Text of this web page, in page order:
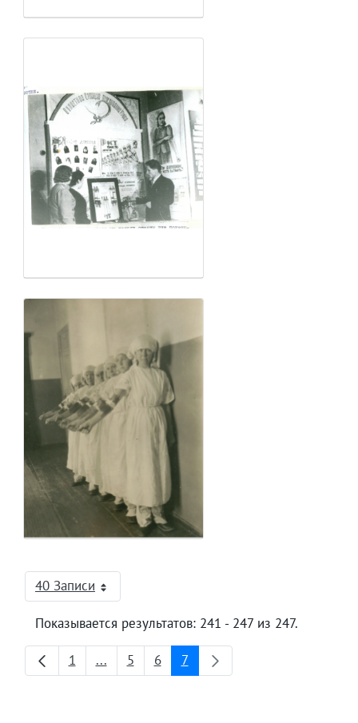
40 ЗаписиНа страницу
Показывается результатов: 241 - 247 из 247.
Страница
1 ...Промежуточные страницы
Страница
5 Страница
6 Страница
7